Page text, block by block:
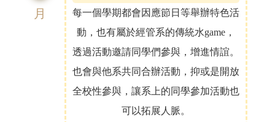
月
每一個學期都會因應節日等舉辦特色活
動，也有屬於經管系的傳統水game，
透過活動邀請同學們參與，增進情誼。
也會與他系共同合辦活動，抑或是開放
全校性參與，讓系上的同學參加活動也
可以拓展人脈。